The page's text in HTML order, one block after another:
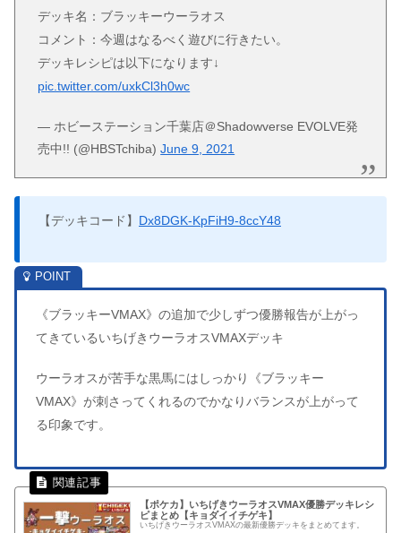
デッキ名：ブラッキーウーラオス
コメント：今週はなるべく遊びに行きたい。
デッキレシピは以下になります↓
pic.twitter.com/uxkCl3h0wc
— ホビーステーション千葉店＠Shadowverse EVOLVE発
売中!! (@HBSTchiba)June 9, 2021
【デッキコード】 Dx8DGK-KpFiH9-8ccY48
《ブラッキーVMAX》の追加で少しずつ優勝報告が上がっ
てきているいちげきウーラオスVMAXデッキ
ウーラオスが苦手な黒馬にはしっかり《ブラッキー
VMAX》が刺さってくれるのでかなりバランスが上がって
る印象です。
【ポケカ】いちげきウーラオスVMAX優勝デッキレシ
ピまとめ【キョダイイチゲキ】
いちげきウーラオスVMAXの最新優勝デッキをまとめてます。